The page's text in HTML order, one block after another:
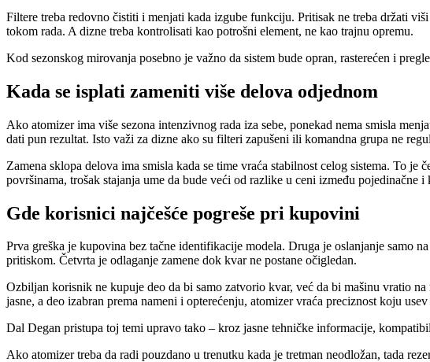
Filtere treba redovno čistiti i menjati kada izgube funkciju. Pritisak ne treba držati
tokom rada. A dizne treba kontrolisati kao potrošni element, ne kao trajnu opremu.
Kod sezonskog mirovanja posebno je važno da sistem bude opran, rasterećen i
Kada se isplati zameniti više delova odjednom
Ako atomizer ima više sezona intenzivnog rada iza sebe, ponekad nema smisla
dati pun rezultat. Isto važi za dizne ako su filteri zapušeni ili komandna grupa ne
Zamena sklopa delova ima smisla kada se time vraća stabilnost celog sistema. To
površinama, trošak stajanja ume da bude veći od razlike u ceni između pojedinačne i
Gde korisnici najčešće pogreše pri kupovini
Prva greška je kupovina bez tačne identifikacije modela. Druga je oslanjanje samo
pritiskom. Četvrta je odlaganje zamene dok kvar ne postane očigledan.
Ozbiljan korisnik ne kupuje deo da bi samo zatvorio kvar, već da bi mašinu vratio
jasne, a deo izabran prema nameni i opterećenju, atomizer vraća preciznost koju usev
Dal Degan pristupa toj temi upravo tako – kroz jasne tehničke informacije,
Ako atomizer treba da radi pouzdano u trenutku kada je tretman neodložan, tada